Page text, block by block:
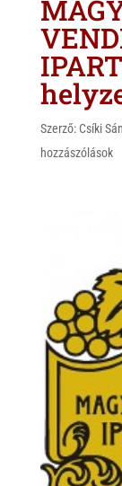
Szerző: Csíki
hozzászólások